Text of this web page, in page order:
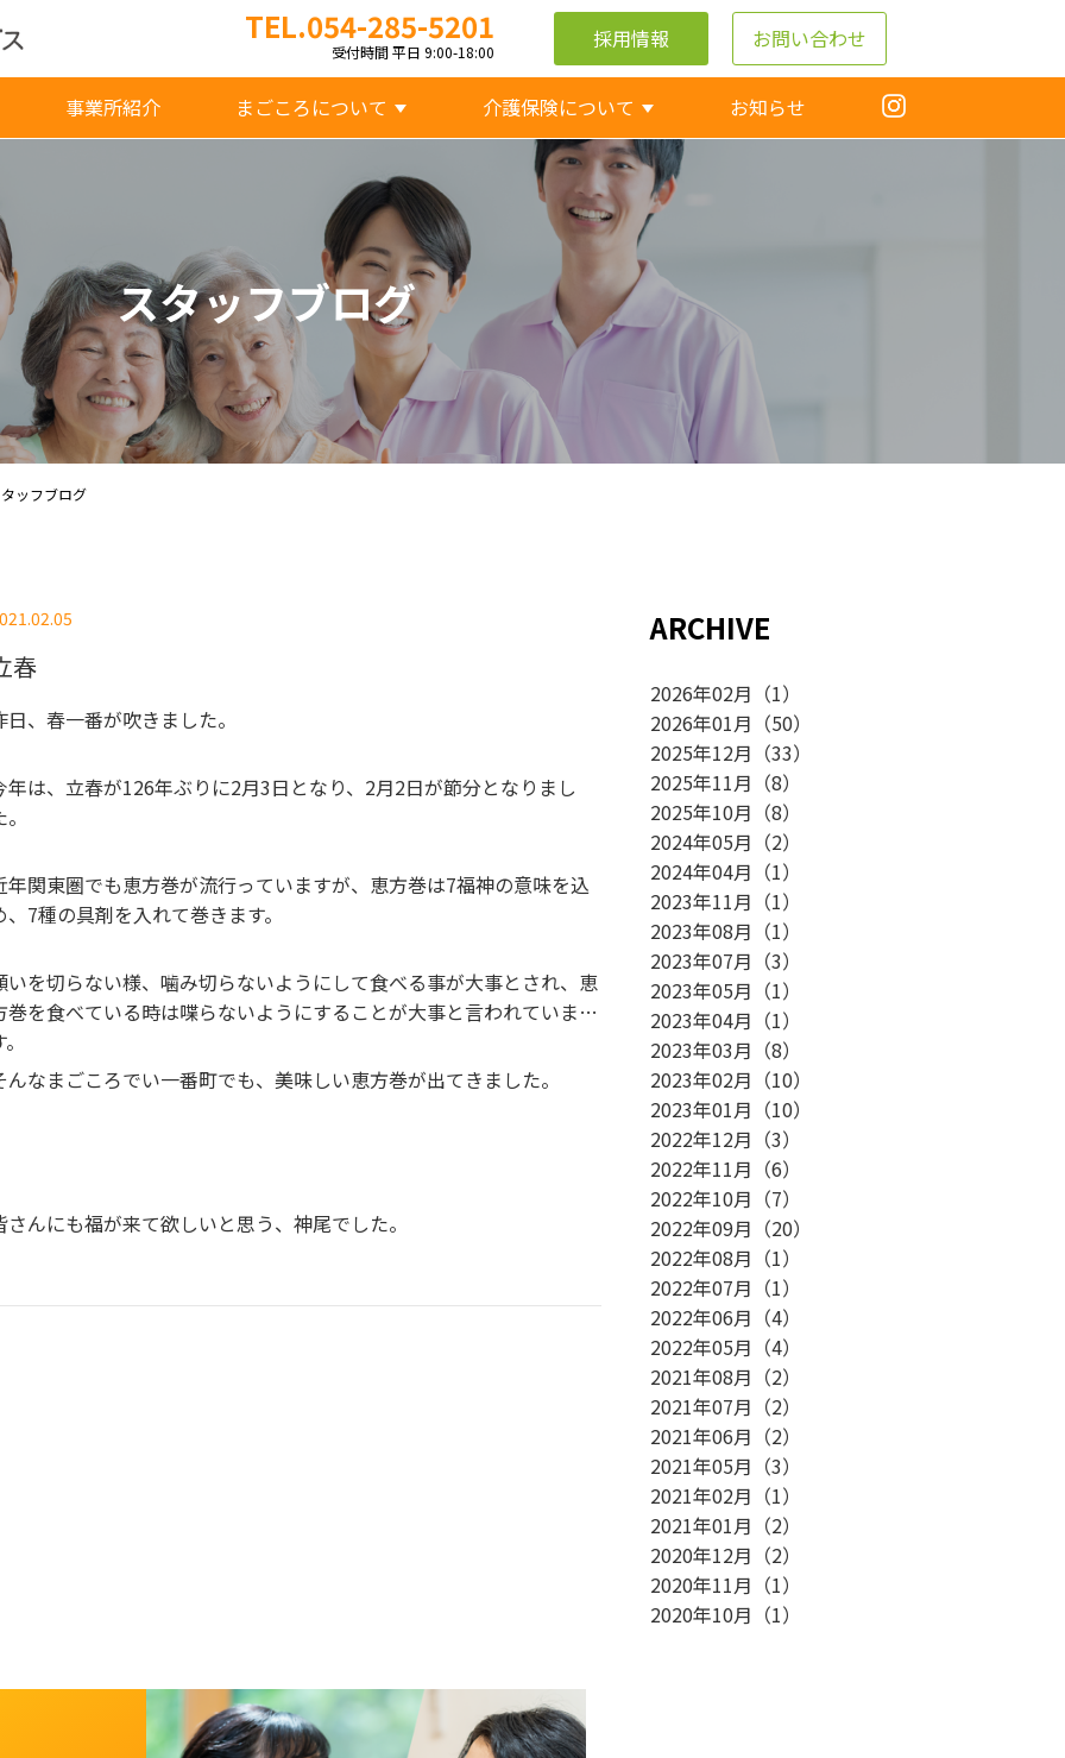
TEL.054-285-5201
受付時間 平日 9:00-18:00 採用情報 お問い合わせ
事業所紹介 まごころについて 介護保険について お知らせ
スタッフブログ
ッフブログ
春
日、春一番が吹きました。
年は、立春が126年ぶりに2月3日となり、2月2日が節分となりまし
年関東圏でも恵方巻が流行っていますが、恵方巻は7福神の意味を込
、7種の具剤を入れて巻きます。
いを切らない様、噛み切らないようにして食べる事が大事とされ、恵
巻を食べている時は喋らないようにすることが大事と言われていま
んなまごころでい一番町でも、美味しい恵方巻が出てきました。
さんにも福が来て欲しいと思う、神尾でした。
ARCHIVE
2026年02月 （1）
2026年01月 （50）
2025年12月 （33）
2025年11月 （8）
2025年10月 （8）
2024年05月 （2）
2024年04月 （1）
2023年11月 （1）
2023年08月 （1）
2023年07月 （3）
2023年05月 （1）
2023年04月 （1）
2023年03月 （8）
2023年02月 （10）
2023年01月 （10）
2022年12月 （3）
2022年11月 （6）
2022年10月 （7）
2022年09月 （20）
2022年08月 （1）
2022年07月 （1）
2022年06月 （4）
2022年05月 （4）
2021年08月 （2）
2021年07月 （2）
2021年06月 （2）
2021年05月 （3）
2021年02月 （1）
2021年01月 （2）
2020年12月 （2）
2020年11月 （1）
2020年10月 （1）